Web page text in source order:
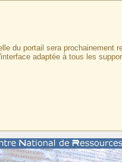
du portail sera prochainement
adaptée à tous les